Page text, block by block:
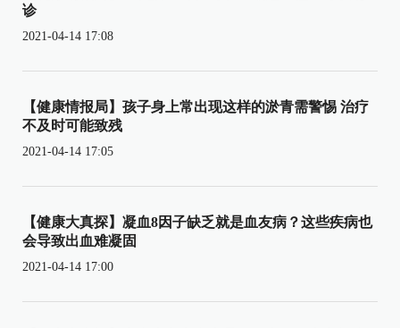
诊
2021-04-14 17:08
【健康情报局】孩子身上常出现这样的淤青需警惕 治疗
不及时可能致残
2021-04-14 17:05
【健康大真探】凝血8因子缺乏就是血友病？这些疾病也
会导致出血难凝固
2021-04-14 17:00